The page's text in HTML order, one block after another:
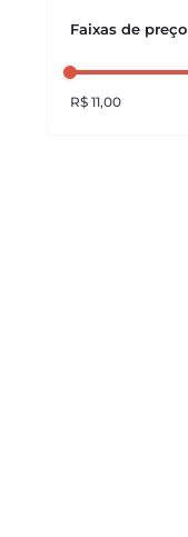
Faixas de preço
R$ 11,00